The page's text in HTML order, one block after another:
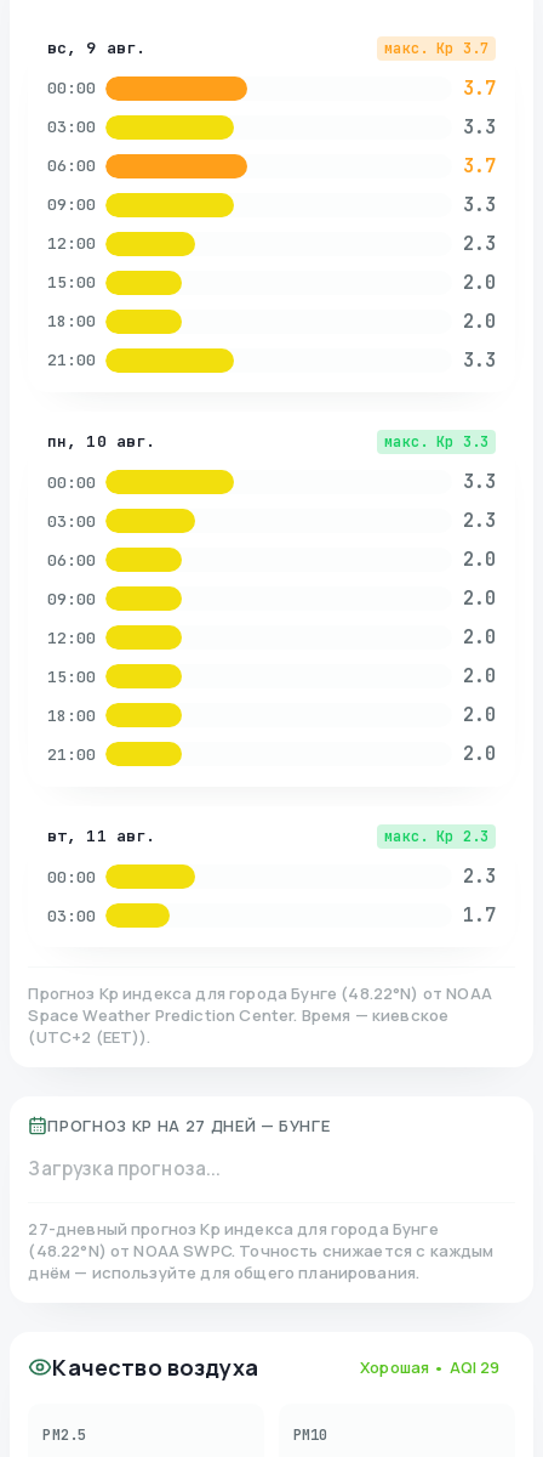
вс, 9 авг. макс. Kp 3.7
00:00 3.7
03:00 3.3
06:00 3.7
09:00 3.3
12:00 2.3
15:00 2.0
18:00 2.0
21:00 3.3
пн, 10 авг. макс. Kp 3.3
00:00 3.3
03:00 2.3
06:00 2.0
09:00 2.0
12:00 2.0
15:00 2.0
18:00 2.0
21:00 2.0
вт, 11 авг. макс. Kp 2.3
00:00 2.3
03:00 1.7
Прогноз Kp индекса для города Бунге (48.22°N) от NOAA
Space Weather Prediction Center. Время — киевское
(UTC+2 (EET)).
ПРОГНОЗ KP НА 27 ДНЕЙ — БУНГЕ
Загрузка прогноза...
27-дневный прогноз Kp индекса для города Бунге
(48.22°N)от NOAA SWPC. Точность снижается с каждым
днём — используйте для общего планирования.
Качество воздуха Хорошая • AQI 29
PM2.5 PM10